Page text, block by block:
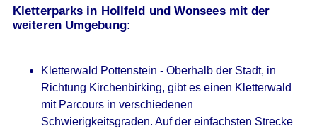
Kletterparks in Hollfeld und Wonsees mit der
weiteren Umgebung:
Kletterwald Pottenstein - Oberhalb der Stadt, in
Richtung Kirchenbirking, gibt es einen Kletterwald
mit Parcours in verschiedenen
Schwierigkeitsgraden. Auf der einfachsten Strecke